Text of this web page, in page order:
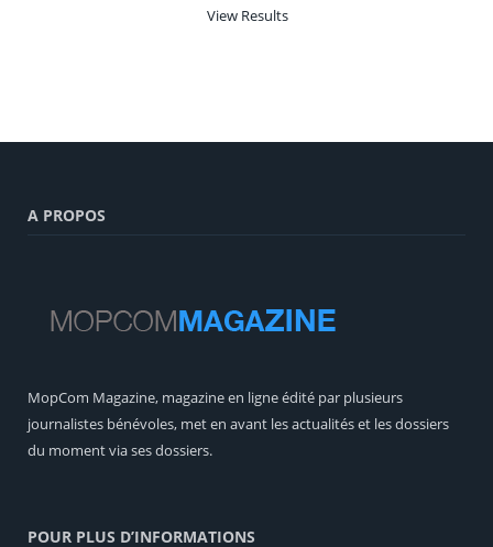
View Results
A PROPOS
MopCom Magazine, magazine en ligne édité par plusieurs
journalistes bénévoles, met en avant les actualités et les dossiers
du moment via ses dossiers.
POUR PLUS D’INFORMATIONS